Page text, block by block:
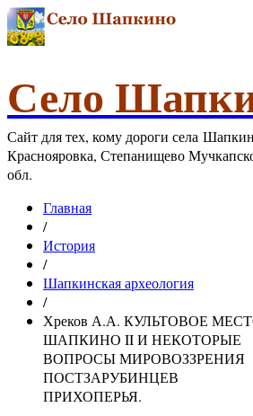
Село
Сайт для тех, кому дороги села
Краснояровка, Степанищево
обл.
Главная
/
История
/
Шапкинская археология
/
Хреков А.А. КУЛЬТОВОЕ
ШАПКИНО II И НЕКОТОРЫЕ
ВОПРОСЫ МИРОВОЗЗРЕНИЯ
ПОСТЗАРУБИНЦЕВ
ПРИХОПЕРЬЯ.